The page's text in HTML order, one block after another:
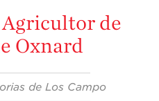
Quien Somos
Fresas
Agricultor de
Oxnard
de Los Campo